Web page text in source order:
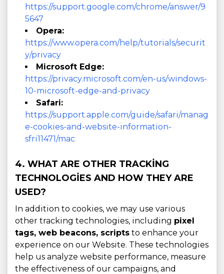
https://support.google.com/chrome/answer/9
5647
Opera:
https://www.opera.com/help/tutorials/securit
y/privacy
Microsoft Edge:
https://privacy.microsoft.com/en-us/windows-
10-microsoft-edge-and-privacy
Safari:
https://support.apple.com/guide/safari/manag
e-cookies-and-website-information-
sfri11471/mac
4. WHAT ARE OTHER TRACKING
TECHNOLOGIES AND HOW THEY ARE
USED?
In addition to cookies, we may use various
other tracking technologies, including pixel
tags, web beacons, scripts to enhance your
experience on our Website. These technologies
help us analyze website performance, measure
the effectiveness of our campaigns, and